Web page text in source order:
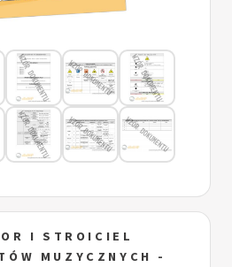
I STROICIEL
MUZYCZNYCH -